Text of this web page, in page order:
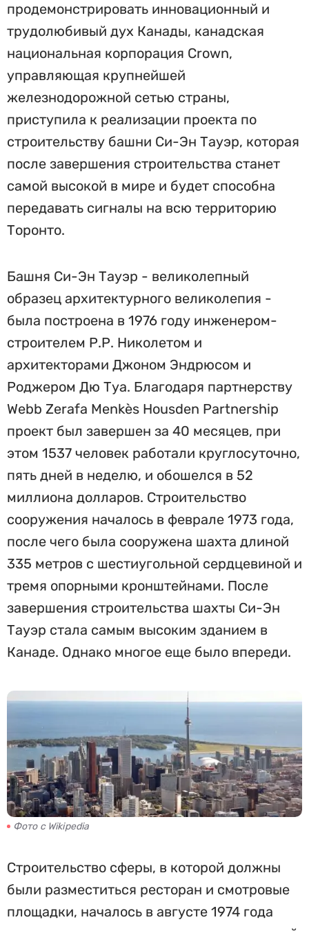
продемонстрировать инновационный и
трудолюбивый дух Канады, канадская
национальная корпорация Crown,
управляющая крупнейшей
железнодорожной сетью страны,
приступила к реализации проекта по
строительству башни Си-Эн Тауэр, которая
после завершения строительства станет
самой высокой в мире и будет способна
передавать сигналы на всю территорию
Торонто.
Башня Си-Эн Тауэр - великолепный
образец архитектурного великолепия -
была построена в 1976 году инженером-
строителем Р.Р. Николетом и
архитекторами Джоном Эндрюсом и
Роджером Дю Туа. Благодаря партнерству
Webb Zerafa Menkès Housden Partnership
проект был завершен за 40 месяцев, при
этом 1537 человек работали круглосуточно,
пять дней в неделю, и обошелся в 52
миллиона долларов. Строительство
сооружения началось в феврале 1973 года,
после чего была сооружена шахта длиной
335 метров с шестиугольной сердцевиной и
тремя опорными кронштейнами. После
завершения строительства шахты Си-Эн
Тауэр стала самым высоким зданием в
Канаде. Однако многое еще было впереди.
Фото с Wikipedia
Строительство сферы, в которой должны
были разместиться ресторан и смотровые
площадки, началось в августе 1974 года